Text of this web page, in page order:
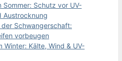
Sommer: Schutz vor UV-
Austrocknung
Schwangerschaft:
vorbeugen
Winter: Kälte, Wind & UV-